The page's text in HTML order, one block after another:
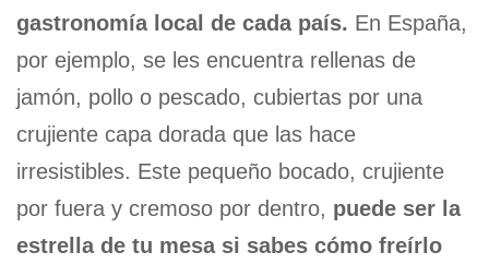
gastronomía local de cada país. En España,
por ejemplo, se les encuentra rellenas de
jamón, pollo o pescado, cubiertas por una
crujiente capa dorada que las hace
irresistibles. Este pequeño bocado, crujiente
por fuera y cremoso por dentro, puede ser la
estrella de tu mesa si sabes cómo freírlo